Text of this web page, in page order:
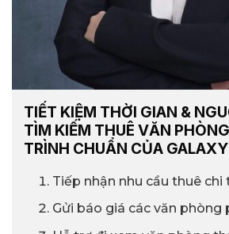
TIẾT KIỆM THỜI GIAN &
TÌM KIẾM THUÊ VĂN
TRÌNH CHUẨN CỦA
Tiếp nhận nhu cầu thuê chi
Gửi báo giá các văn phòng